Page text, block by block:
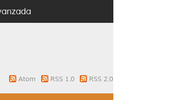
Atom RSS 1.0 RSS 2.0